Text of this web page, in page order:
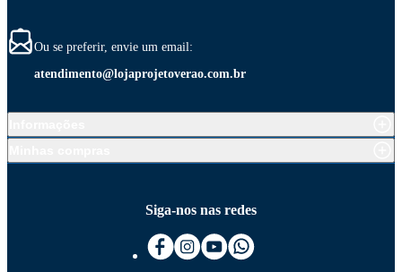
Ou se preferir, envie um email:
atendimento@lojaprojetoverao.com.br
Siga-nos nas redes